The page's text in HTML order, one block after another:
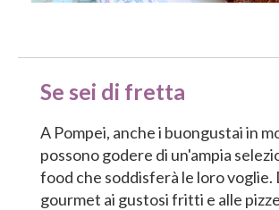
Se sei di fretta
A Pompei, anche i buongustai in
possono godere di un'ampia
food che soddisferà le loro voglie.
gourmet ai gustosi fritti e alle